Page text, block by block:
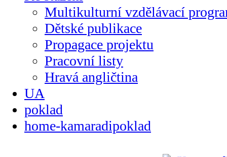
Multikulturní vzdělávací
Dětské publikace
Propagace projektu
Pracovní listy
Hravá angličtina
UA
poklad
home-kamaradipoklad